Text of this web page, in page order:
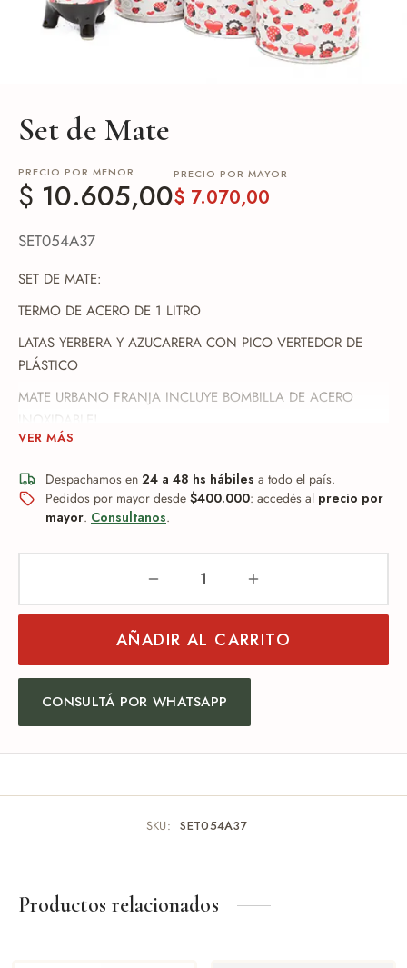
Set de Mate
PRECIO POR MENOR
$ 10.605,00
PRECIO POR MAYOR
$ 7.070,00
SET054A37
SET DE MATE:
TERMO DE ACERO DE 1 LITRO
LATAS YERBERA Y AZUCARERA CON PICO VERTEDOR DE
PLÁSTICO
MATE URBANO FRANJA INCLUYE BOMBILLA DE ACERO
VER MÁS
Despachamos en 24 a 48 hs hábiles a todo el país.
Pedidos por mayor desde $400.000: accedés al precio por
mayor. Consultanos.
AÑADIR AL CARRITO
CONSULTÁ POR WHATSAPP
SKU: SET054A37
Productos relacionados
Asado y vino